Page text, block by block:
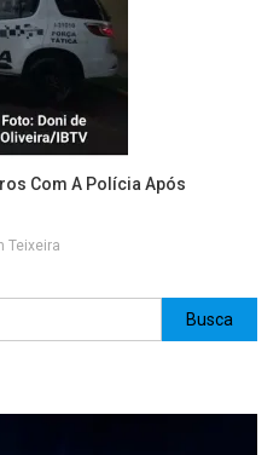
Com A Polícia Após
Teixeira
Busca